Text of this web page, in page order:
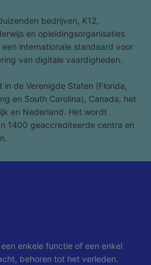
bedrijven, K12,
en opleidingsorganisaties
internationale standaard voor
van digitale vaardigheden.
de Verenigde Staten (Florida,
en South Carolina), Canada, het
en Nederland. Het wordt
1400 geaccrediteerde centra en
enkele functie of een enkel
behoren tot het verleden.